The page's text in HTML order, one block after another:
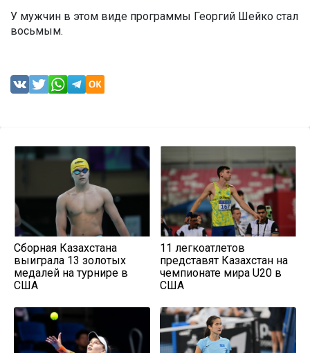
У мужчин в этом виде программы Георгий Шейко стал
восьмым.
Сборная Казахстана
выиграла 13 золотых
медалей на турнире в
США
11 легкоатлетов
представят Казахстан на
чемпионате мира U20 в
США